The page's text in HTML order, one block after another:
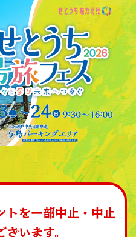
トを一部中止・中止
ざいます。